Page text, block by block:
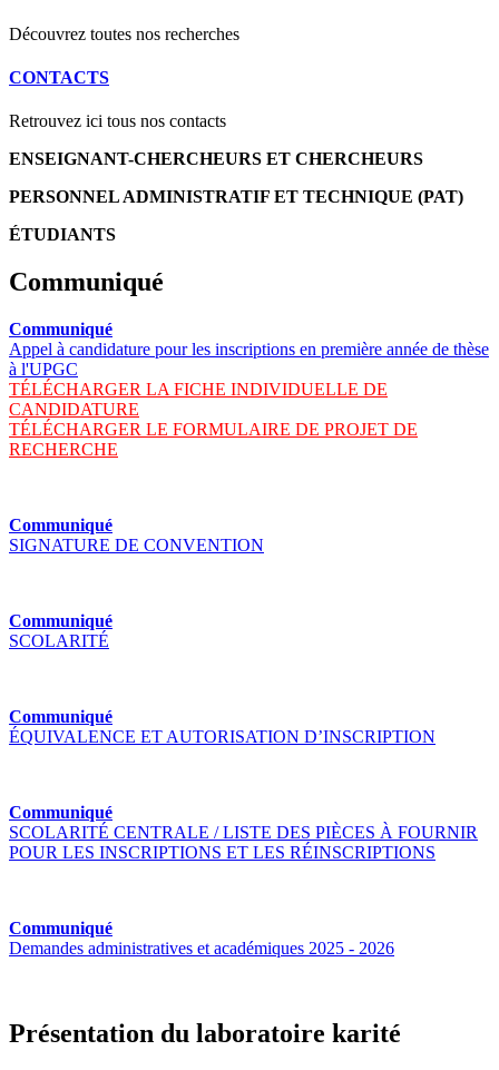
Découvrez toutes nos recherches
CONTACTS
Retrouvez ici tous nos contacts
ENSEIGNANT-CHERCHEURS ET CHERCHEURS
PERSONNEL ADMINISTRATIF ET TECHNIQUE (PAT)
ÉTUDIANTS
Communiqué
Communiqué
Appel à candidature pour les inscriptions en première année de thèse
à l'UPGC
TÉLÉCHARGER LA FICHE INDIVIDUELLE DE
CANDIDATURE
TÉLÉCHARGER LE FORMULAIRE DE PROJET DE
RECHERCHE
Communiqué
SIGNATURE DE CONVENTION
Communiqué
SCOLARITÉ
Communiqué
ÉQUIVALENCE ET AUTORISATION D’INSCRIPTION
Communiqué
SCOLARITÉ CENTRALE / LISTE DES PIÈCES À FOURNIR
POUR LES INSCRIPTIONS ET LES RÉINSCRIPTIONS
Communiqué
Demandes administratives et académiques 2025 - 2026
Présentation du laboratoire karité